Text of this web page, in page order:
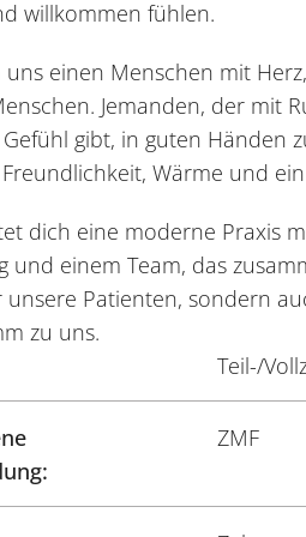
willkommen fühlen.
einen Menschen mit
Jemanden, der mit
gibt, in guten Händen
Wärme und
dich eine moderne Praxis
und einem Team, das
Patienten, sondern
zu uns.
Teil-/
ZMF